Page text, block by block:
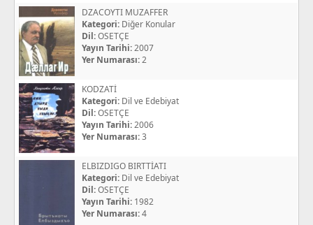
DZACOYTI MUZAFFER
Kategori: Diğer Konular
Dil:OSETÇE
Yayın Tarihi:2007
Yer Numarası:2
KODZATİ
Kategori: Dil ve Edebiyat
Dil:OSETÇE
Yayın Tarihi:2006
Yer Numarası:3
ELBIZDIGO BIRTTİATI
Kategori: Dil ve Edebiyat
Dil:OSETÇE
Yayın Tarihi: 1982
Yer Numarası:4